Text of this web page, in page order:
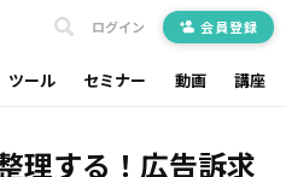
ツール セミナー 動画 講座
ログイン 会員登録
理する！広告訴求